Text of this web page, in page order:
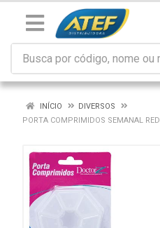
INÍCIO
DIVERSOS
PORTA COMPRIMIDOS SEMANAL RED